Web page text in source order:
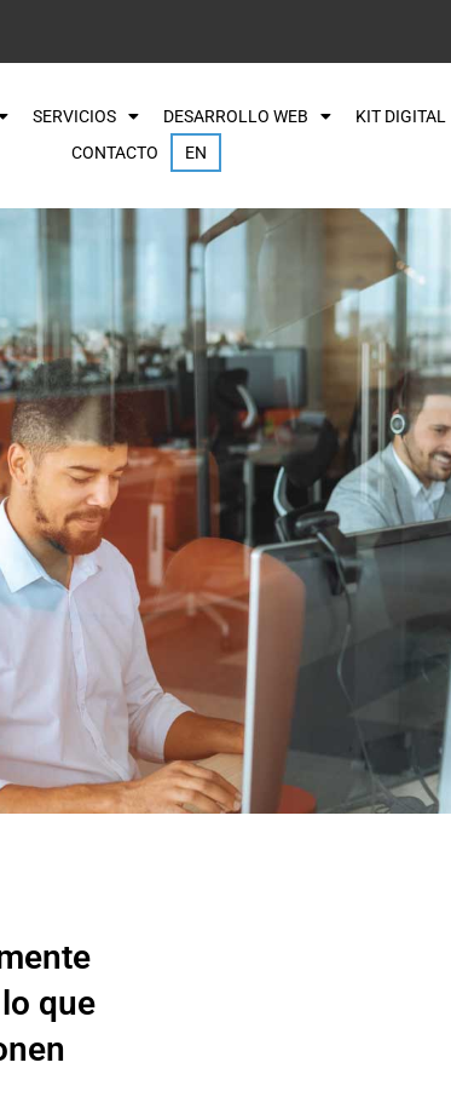
SERVICIOS DESARROLLO WEB KIT DIGITAL
CONTACTO
EN
soporte
(IT)
que